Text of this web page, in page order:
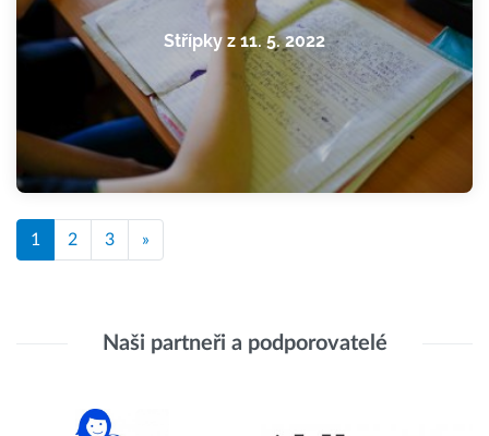
Střípky z 11. 5. 2022
1 2 3 »
Naši partneři a podporovatelé